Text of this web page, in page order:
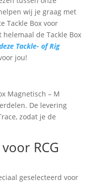
wij je graag met
Tackle Box voor
de Tackle Box
Tackle- of Rig
jou!
Magnetisch – M
De levering
zodat je de
RCG
geselecteerd voor